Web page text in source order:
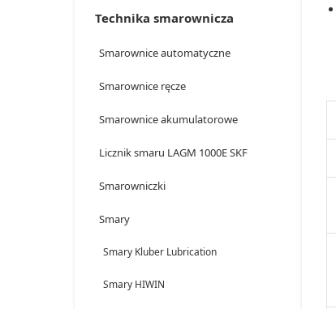
Technika smarownicza
Smarownice automatyczne
Smarownice ręcze
Smarownice akumulatorowe
Licznik smaru LAGM 1000E SKF
Smarowniczki
Smary
Smary Kluber Lubrication
Smary HIWIN